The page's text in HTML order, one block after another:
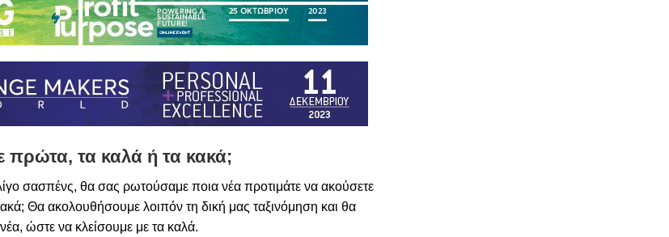
πρώτα, τα καλά ή τα κακά;
σασπένς, θα σας ρωτούσαμε ποια νέα προτιμάτε να ακούσετε
Θα ακολουθήσουμε λοιπόν τη δική μας ταξινόμηση και θα
ώστε να κλείσουμε με τα καλά.